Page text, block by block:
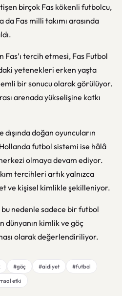
birçok Fas kökenli futbolcu,
Fas milli takımı arasında
tercih etmesi, Fas Futbol
yetenekleri erken yaşta
bir sonucu olarak görülüyor.
arenada yükselişine katkı
dışında doğan oyuncuların
futbol sistemi ise hâlâ
olmaya devam ediyor.
tercihleri artık yalnızca
ve kişisel kimlikle şekilleniyor.
nedenle sadece bir futbol
dünyanın kimlik ve göç
olarak değerlendiriliyor.
#göç #aidiyet
#futbol
etki